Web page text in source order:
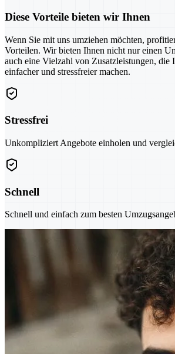
Diese Vorteile bieten wir Ihnen
Wenn Sie mit uns umziehen möchten,
Vorteilen. Wir bieten Ihnen nicht nur einen
auch eine Vielzahl von Zusatzleistungen, die
einfacher und stressfreier machen.
Stressfrei
Unkompliziert Angebote einholen und
Schnell
Schnell und einfach zum besten